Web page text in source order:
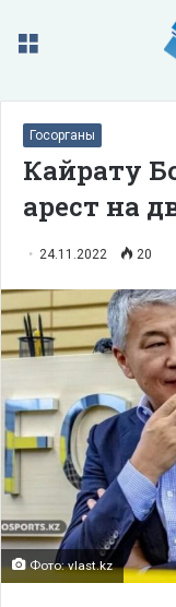
Меню
Госорганы
Кайрату
арест на
24.11.2022 20
Фото: vlast.kz